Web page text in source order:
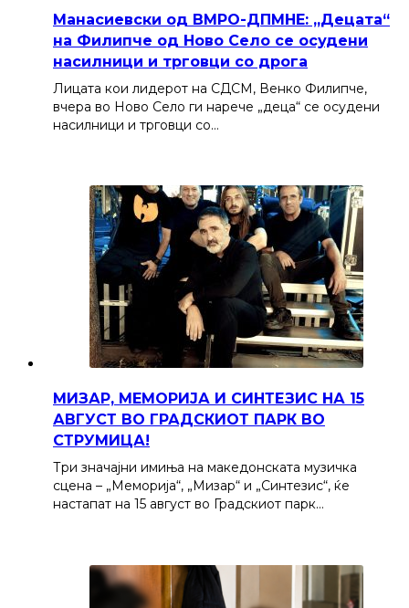
Манасиевски од ВМРО-ДПМНЕ: „Децата“
на Филипче од Ново Село се осудени
насилници и трговци со дрога
Лицата кои лидерот на СДСМ, Венко Филипче,
вчера во Ново Село ги нарече „деца“ се осудени
насилници и трговци со…
МИЗАР, МЕМОРИЈА И СИНТЕЗИС НА 15
АВГУСТ ВО ГРАДСКИОТ ПАРК ВО
СТРУМИЦА!
Три значајни имиња на македонската музичка
сцена – „Меморија“, „Мизар“ и „Синтезис“, ќе
настапат на 15 август во Градскиот парк…